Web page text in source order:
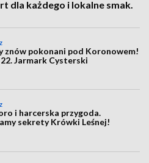
dla każdego i lokalne smak.
znów pokonani pod Koronowem!
Jarmark Cysterski
i harcerska przygoda.
sekrety Krówki Leśnej!